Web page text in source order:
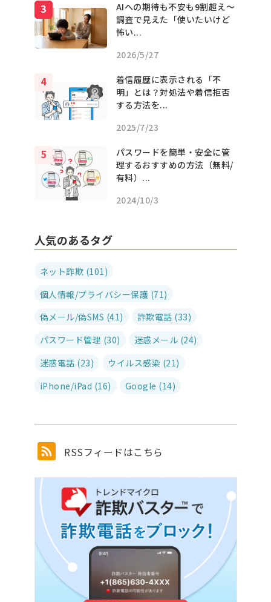
AIへの期待も不安も9割超え〜
調査で見えた「使いたいけど
怖い...
2026/5/27
着信履歴に表示される「不
明」とは？対処法や着信拒否
する方法を...
2025/7/23
パスワードを簡単・安全に管
理するおすすめの方法（無料/
有料）...
2024/10/3
人気のあるタグ
ネット詐欺 (101)
個人情報/プライバシー保護 (71)
偽メール/偽SMS (41)
詐欺電話 (33)
パスワード管理 (30)
迷惑メール (24)
迷惑電話 (23)
ウイルス感染 (21)
iPhone/iPad (16)
Google (14)
RSSフィードはこちら